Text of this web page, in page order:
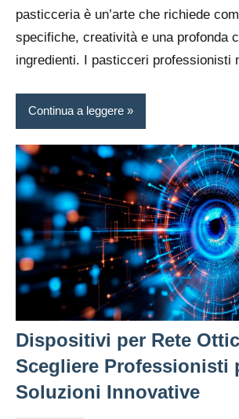
pasticceria è un’arte che richiede
specifiche, creatività e una profonda
ingredienti. I pasticceri professionisti
Continua a leggere
Dispositivi per Rete
Scegliere Professionisti
Soluzioni Innovative